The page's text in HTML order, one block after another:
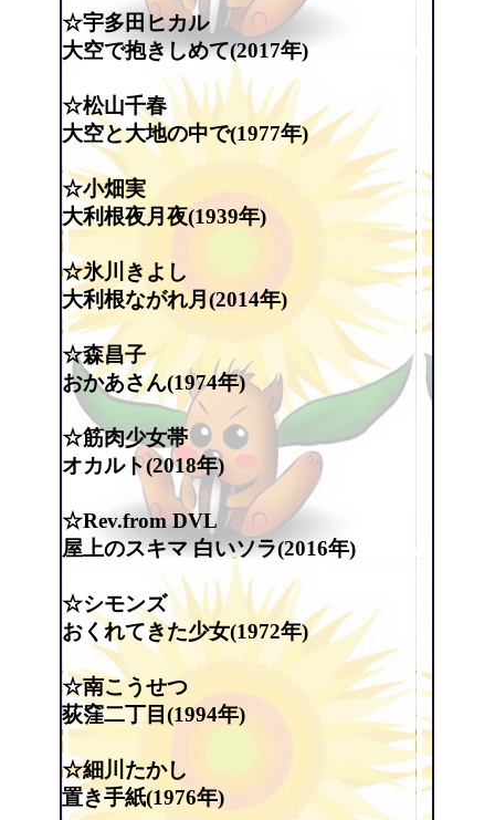
☆宇多田ヒカル
大空で抱きしめて(2017年)
☆松山千春
大空と大地の中で(1977年)
☆小畑実
大利根夜月夜(1939年)
☆氷川きよし
大利根ながれ月(2014年)
☆森昌子
おかあさん(1974年)
☆筋肉少女帯
オカルト(2018年)
☆Rev.from DVL
屋上のスキマ 白いソラ(2016年)
☆シモンズ
おくれてきた少女(1972年)
☆南こうせつ
荻窪二丁目(1994年)
☆細川たかし
置き手紙(1976年)